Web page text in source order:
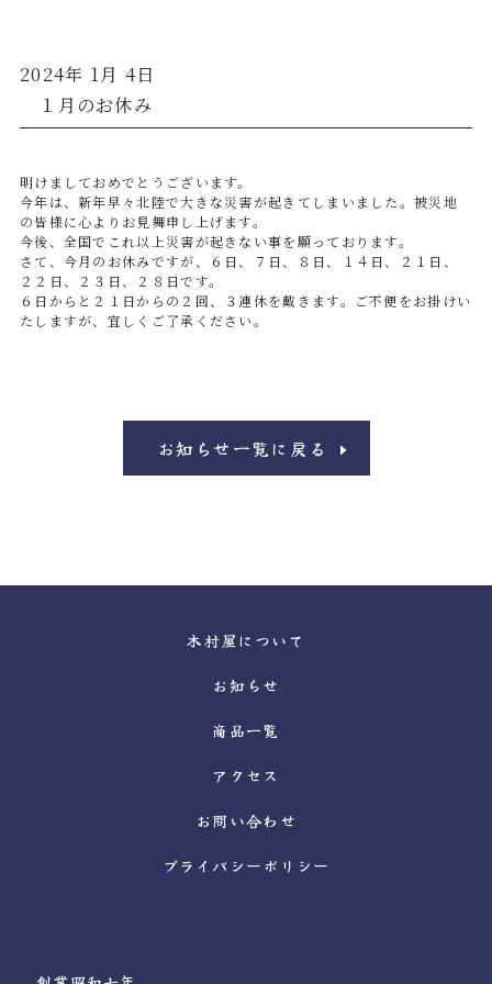
2024年 1月 4日
１月のお休み
明けましておめでとうございます。
今年は、新年早々北陸で大きな災害が起きてしまいました。被災地
の皆様に心よりお見舞申し上げます。
今後、全国でこれ以上災害が起きない事を願っております。
さて、今月のお休みですが、６日、７日、８日、１４日、２１日、
２２日、２３日、２８日です。
６日からと２１日からの２回、３連休を戴きます。ご不便をお掛けい
たしますが、宜しくご了承ください。
お知らせ一覧に戻る
お問い合わせ
アクセス
商品一覧
お知らせ
木村屋について
プライバシーポリシー